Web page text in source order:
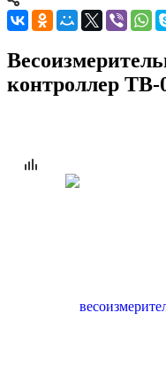
контроллер ТВ-